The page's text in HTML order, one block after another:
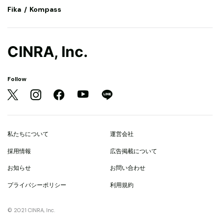
Fika Kompass
CINRA, Inc.
Follow
私たちについて 運営会社
採用情報 広告掲載について
お知らせ お問い合わせ
プライバシーポリシー 利用規約
© 2021 CINRA, Inc.